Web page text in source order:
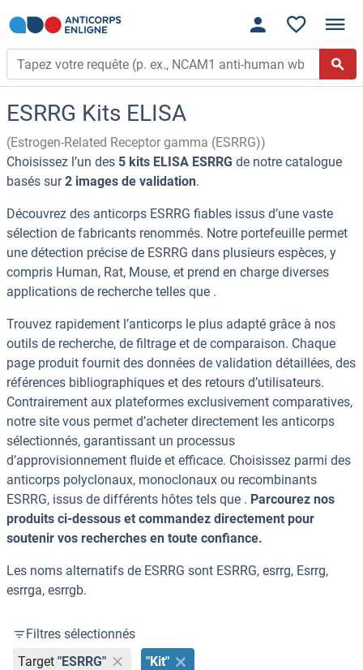
ESRRG Kits ELISA
(Estrogen-Related Receptor gamma (ESRRG))
Choisissez l’un des 5 kits ELISA ESRRG de notre catalogue
basés sur2 images de validation.
Découvrez des anticorps ESRRG fiables issus d’une vaste
sélection de fabricants renommés. Notre portefeuille permet
une détection précise de ESRRG dans plusieurs espèces, y
compris Human, Rat, Mouse, et prend en charge diverses
applications de recherche telles que .
Trouvez rapidement l’anticorps le plus adapté grâce à nos
outils de recherche, de filtrage et de comparaison. Chaque
page produit fournit des données de validation détaillées, des
références bibliographiques et des retours d’utilisateurs.
Contrairement aux plateformes exclusivement comparatives,
notre site vous permet d’acheter directement les anticorps
sélectionnés, garantissant un processus
d’approvisionnement fluide et efficace. Choisissez parmi des
anticorps polyclonaux, monoclonaux ou recombinants
ESRRG, issus de différents hôtes tels que . Parcourez nos
produits ci-dessous et commandez directement pour
soutenir vos recherches en toute confiance.
Les noms alternatifs de ESRRG sont ESRRG, esrrg, Esrrg,
esrrga, esrrgb.
Filtres sélectionnés
Target "ESRRG" "Kit"